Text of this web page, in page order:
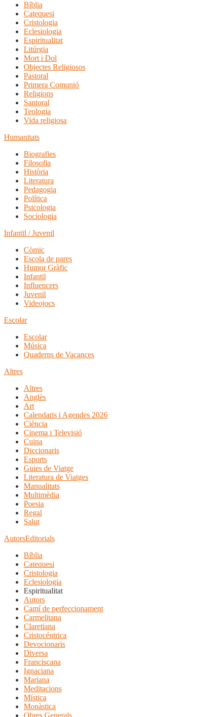
Bíblia
Catequesi
Cristologia
Eclesiologia
Espiritualitat
Litúrgia
Mort i Dol
Objectes Religiosos
Pastoral
Primera Comunió
Religions
Santoral
Teologia
Vida religiosa
Humanitats
Biografies
Filosofia
Història
Literatura
Pedagogia
Política
Psicologia
Sociologia
Infantil / Juvenil
Còmic
Escola de pares
Humor Gràfic
Infantil
Influencers
Juvenil
Videojocs
Escolar
Escolar
Música
Quaderns de Vacances
Altres
Altres
Anglès
Art
Calendaris i Agendes 2026
Ciència
Cinema i Televisió
Cuina
Diccionaris
Esports
Guies de Viatge
Literatura de Viatges
Manualitats
Multimèdia
Poesia
Regal
Salut
AutorsEditorials
Bíblia
Catequesi
Cristologia
Eclesiologia
Espiritualitat
Autors
Camí de perfeccionament
Carmelitana
Claretiana
Cristocéntrica
Devocionaris
Diversa
Franciscana
Ignaciana
Mariana
Meditacions
Mística
Monàstica
Obres Generals